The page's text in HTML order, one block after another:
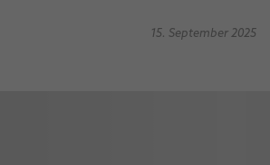
15. September 2025